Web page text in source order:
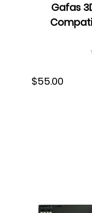
Gafas
3.7 V,
$55.00